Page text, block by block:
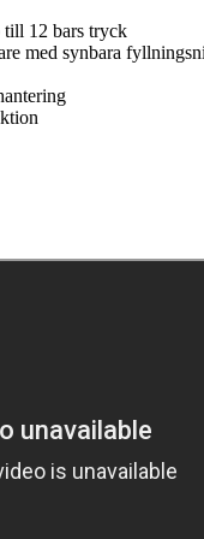
12 bars tryck
med synbara